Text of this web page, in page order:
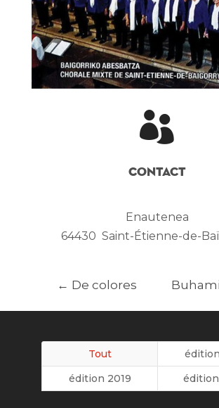

Contact
Enautenea
64430 Saint-Étienne-de-
← De colores
Tout
édition 2019